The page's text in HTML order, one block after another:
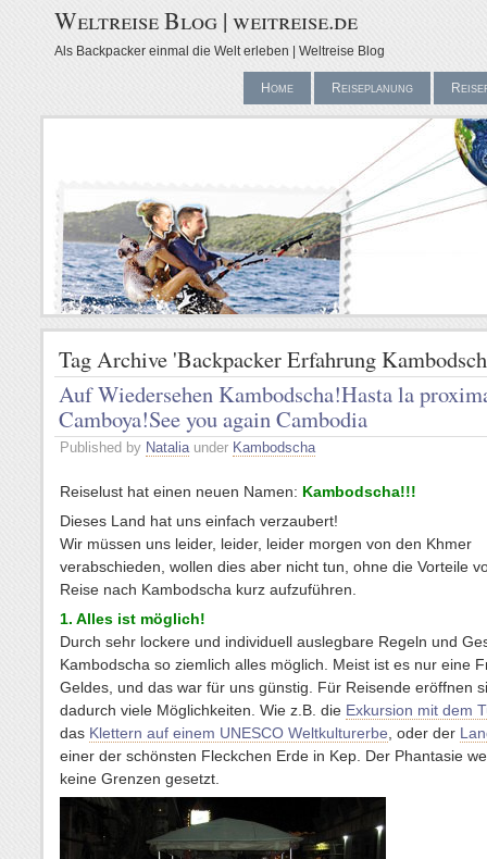
Weltreise Blog | weitreise.de
Als Backpacker einmal die Welt erleben | Weltreise Blog
Home Reiseplanung
Tag Archive 'Backpacker Erfahrung
Auf Wiedersehen Kambodscha!Hasta la
Camboya!See you again Cambodia
Published by Nataliaunder Kambodscha
Reiselust hat einen neuen Namen: Kambodscha!!!
Dieses Land hat uns einfach verzaubert!
Wir müssen uns leider, leider, leider morgen von den Khmer
verabschieden, wollen dies aber nicht tun, ohne die Vorteile
Reise nach Kambodscha kurz aufzuführen.
1. Alles ist möglich!
Durch sehr lockere und individuell auslegbare Regeln und
Kambodscha so ziemlich alles möglich. Meist ist es nur eine
Geldes, und das war für uns günstig. Für Reisende eröffnen
dadurch viele Möglichkeiten. Wie z.B. die Exkursion mit dem
das Klettern auf einem UNESCO Weltkulturerbe , oder der
einer der schönsten Fleckchen Erde in Kep. Der Phantasie
keine Grenzen gesetzt.